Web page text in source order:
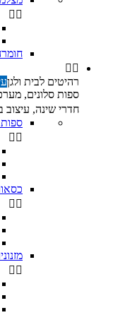
 
 
רהיטים לבית ולגן
ספות סלונים,
חדרי שינה, עיצוב
 
 
 